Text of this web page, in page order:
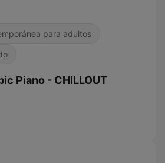
para adultos
Piano - CHILLOUT